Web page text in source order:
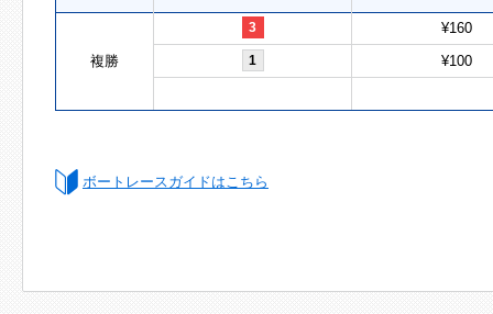
複勝
3 ¥160
1 ¥100
ボートレースガイドはこちら